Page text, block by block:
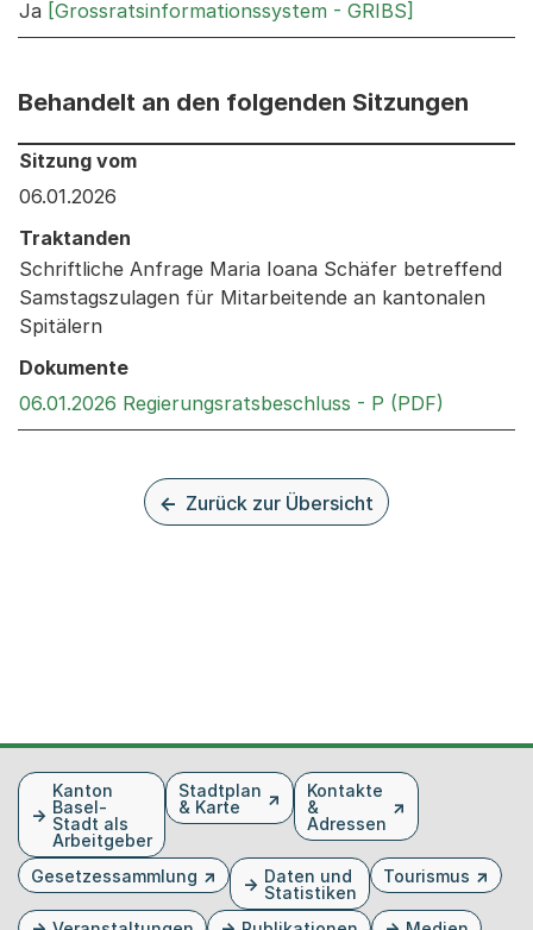
Ja [Grossratsinformationssystem - GRIBS]
Behandelt an den folgenden Sitzungen
Behandelt an den folgenden Sitzungen: Informationen
Sitzung vom
06.01.2026
Traktanden
Schriftliche Anfrage Maria Ioana Schäfer betreffend
Samstagszulagen für Mitarbeitende an kantonalen
Spitälern
Dokumente
06.01.2026 Regierungsratsbeschluss - P (PDF)
Zurück zur Übersicht
FusszeileKanton
Basel-
Stadt als
Arbeitgeber
Stadtplan
& Karte
Kontakte
&
Adressen
Gesetzessammlung
Daten und
Statistiken
Tourismus